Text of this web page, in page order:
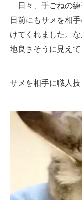
日々、手ごねの練
日前にもサメを相
けてくれました。
地良さそうに見えて
サメを相手に職人